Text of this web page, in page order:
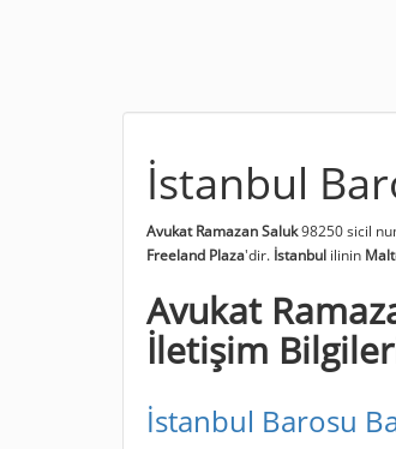
İstanbul
Avukat Ramazan Saluk98250 sicil
Freeland Plaza'dir. İstanbul ilinin
Avukat
İletişim
İstanbul Barosu